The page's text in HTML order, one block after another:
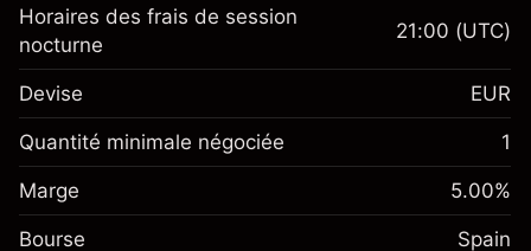
Marge. Votre
investissement
Ajustement des fonds de
Frais sur la valeur totale de la
position
-0.017307
%
(-€3.46)
Marge. Votre
€1,000.00
Ajustement des fonds de
Horaires des frais de session
nocturne
21:00 (UTC)
Devise EUR
Quantité minimale négociée 1
Marge 5.00%
Bourse Spain